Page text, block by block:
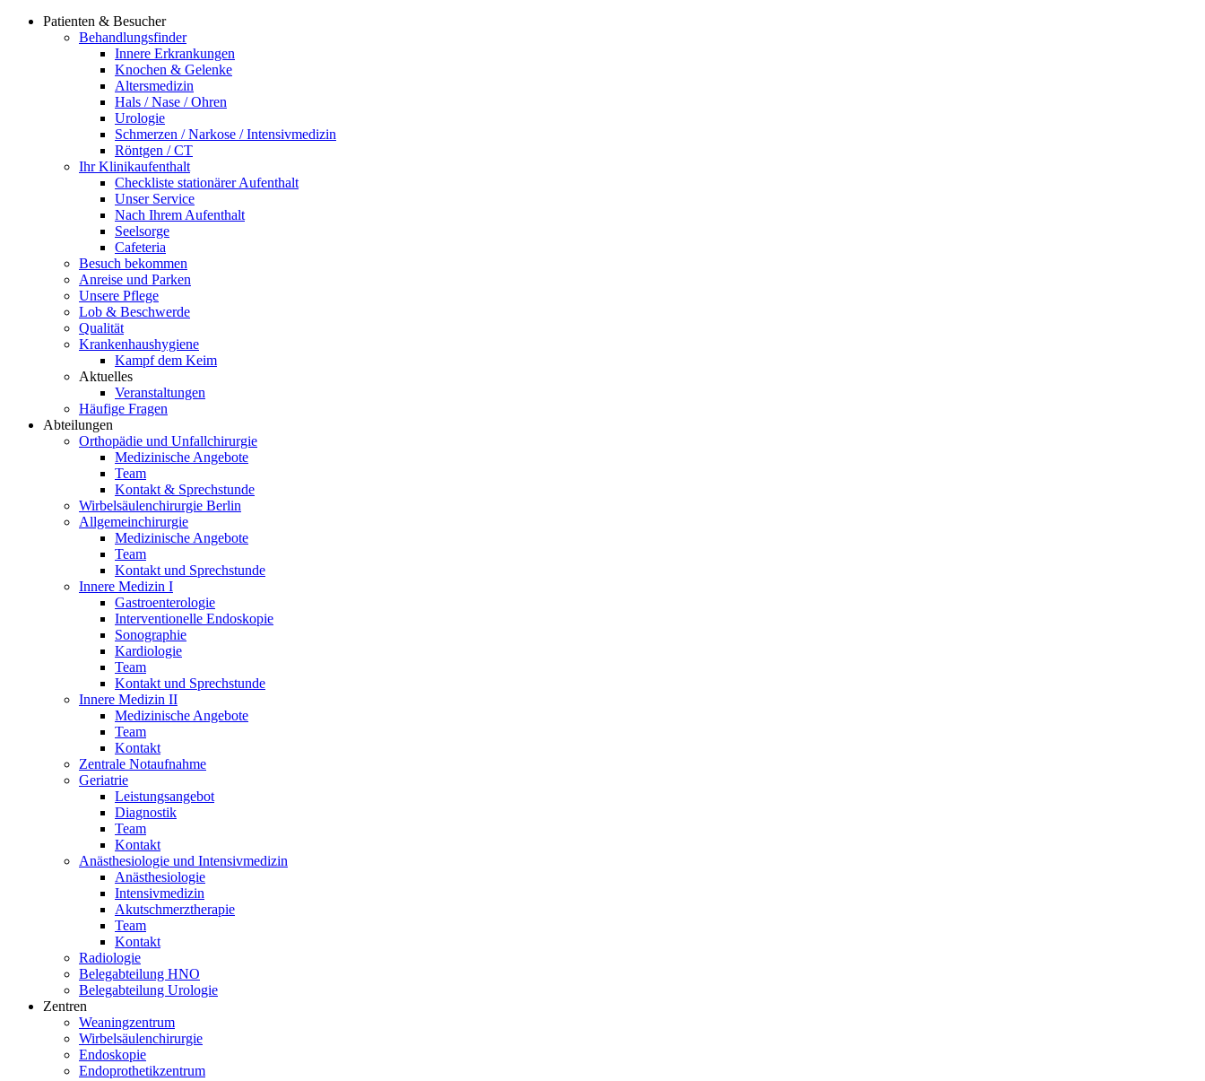
Patienten & Besucher
Behandlungsfinder
Innere Erkrankungen
Knochen & Gelenke
Altersmedizin
Hals / Nase / Ohren
Urologie
Schmerzen / Narkose / Intensivmedizin
Röntgen / CT
Ihr Klinikaufenthalt
Checkliste stationärer Aufenthalt
Unser Service
Nach Ihrem Aufenthalt
Seelsorge
Cafeteria
Besuch bekommen
Anreise und Parken
Unsere Pflege
Lob & Beschwerde
Qualität
Krankenhaushygiene
Kampf dem Keim
Aktuelles
Veranstaltungen
Häufige Fragen
Abteilungen
Orthopädie und Unfallchirurgie
Medizinische Angebote
Team
Kontakt & Sprechstunde
Wirbelsäulenchirurgie Berlin
Allgemeinchirurgie
Medizinische Angebote
Team
Kontakt und Sprechstunde
Innere Medizin I
Gastroenterologie
Interventionelle Endoskopie
Sonographie
Kardiologie
Team
Kontakt und Sprechstunde
Innere Medizin II
Medizinische Angebote
Team
Kontakt
Zentrale Notaufnahme
Geriatrie
Leistungsangebot
Diagnostik
Team
Kontakt
Anästhesiologie und Intensivmedizin
Anästhesiologie
Intensivmedizin
Akutschmerztherapie
Team
Kontakt
Radiologie
Belegabteilung HNO
Belegabteilung Urologie
Zentren
Weaningzentrum
Wirbelsäulenchirurgie
Endoskopie
Endoprothetikzentrum